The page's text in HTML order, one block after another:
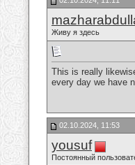
Живу я здесь
This is really
every day we have
02.10.2024, 11:53
yousuf
Постоянный